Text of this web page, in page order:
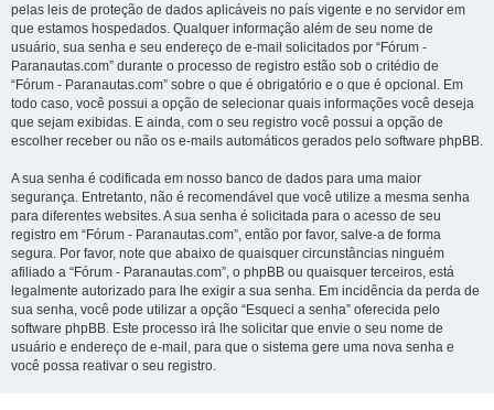
pelas leis de proteção de dados aplicáveis no país vigente e no servidor em
que estamos hospedados. Qualquer informação além de seu nome de
usuário, sua senha e seu endereço de e-mail solicitados por “Fórum -
Paranautas.com” durante o processo de registro estão sob o critédio de
“Fórum - Paranautas.com” sobre o que é obrigatório e o que é opcional. Em
todo caso, você possui a opção de selecionar quais informações você deseja
que sejam exibidas. E ainda, com o seu registro você possui a opção de
escolher receber ou não os e-mails automáticos gerados pelo software phpBB.
A sua senha é codificada em nosso banco de dados para uma maior
segurança. Entretanto, não é recomendável que você utilize a mesma senha
para diferentes websites. A sua senha é solicitada para o acesso de seu
registro em “Fórum - Paranautas.com”, então por favor, salve-a de forma
segura. Por favor, note que abaixo de quaisquer circunstâncias ninguém
afiliado a “Fórum - Paranautas.com”, o phpBB ou quaisquer terceiros, está
legalmente autorizado para lhe exigir a sua senha. Em incidência da perda de
sua senha, você pode utilizar a opção “Esqueci a senha” oferecida pelo
software phpBB. Este processo irá lhe solicitar que envie o seu nome de
usuário e endereço de e-mail, para que o sistema gere uma nova senha e
você possa reativar o seu registro.